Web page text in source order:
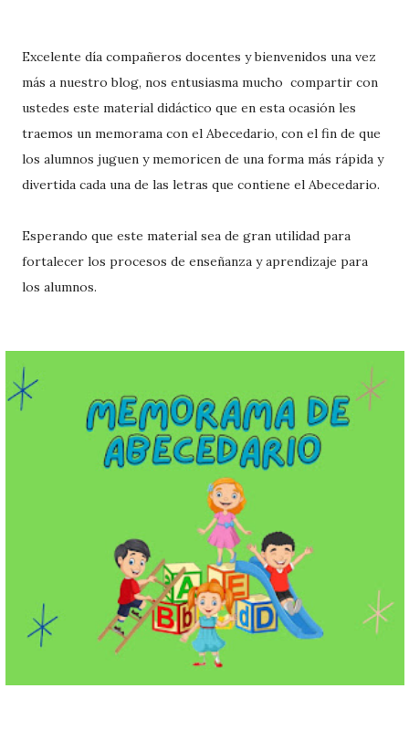
Excelente día compañeros docentes y bienvenidos una vez
más a nuestro blog, nos entusiasma mucho compartir con
ustedes este material didáctico que en esta ocasión les
traemos un memorama con el Abecedario, con el fin de que
los alumnos juguen y memoricen de una forma más rápida y
divertida cada una de las letras que contiene el Abecedario.
Esperando que este material sea de gran utilidad para
fortalecer los procesos de enseñanza y aprendizaje para
los alumnos.